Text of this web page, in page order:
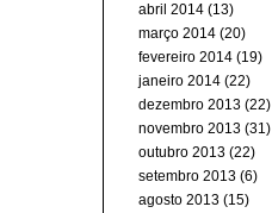
abril 2014 (13)
março 2014 (20)
fevereiro 2014 (19)
janeiro 2014 (22)
dezembro 2013 (22)
novembro 2013 (31)
outubro 2013 (22)
setembro 2013 (6)
agosto 2013 (15)